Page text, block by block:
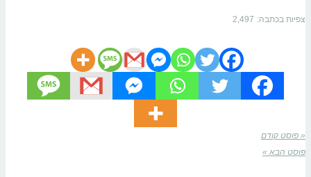
צפיות בכתבה: 2,497
« פוסט קודם
פוסט הבא »